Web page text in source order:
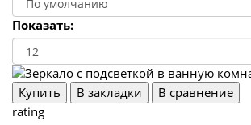
Показать:
Купить В закладки
В сравнение
rating